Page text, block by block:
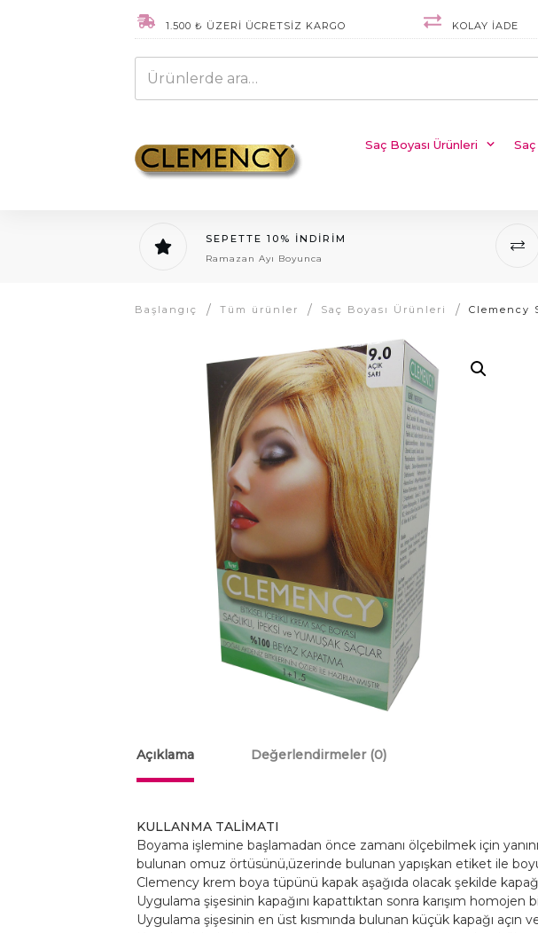
1.500 ₺ ÜZERİ ÜCRETSİZ KARGO KOLAY IADE
Ara:
Saç Boyası Ürünleri Saç
SEPETTE 10% İNDİRİM
Ramazan Ayı Boyunca
Başlangıç / Tüm ürünler / Saç Boyası Ürünleri /
Açıklama Değerlendirmeler (0)
KULLANMA TALİMATI
Boyama işlemine başlamadan önce zamanı ölçebilmek için
bulunan omuz örtüsünü,üzerinde bulunan yapışkan etiket ile
Clemency krem boya tüpünü kapak aşağıda olacak şekilde
Uygulama şişesinin kapağını kapattıktan sonra karışım homojen
Uygulama şişesinin en üst kısmında bulunan küçük kapağı açın